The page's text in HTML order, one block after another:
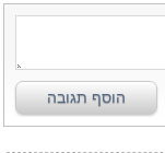
הוסף תגובה